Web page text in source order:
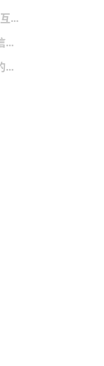
社群媒體焦慮: 數位人際互動的焦慮
社群媒體焦慮: 分享到微信朋友圈
社群媒體焦慮: 需要休息的跡象 保持身心健康